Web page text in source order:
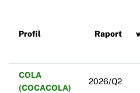
Profil Raport
COLA
(COCACOLA)
2026/Q2